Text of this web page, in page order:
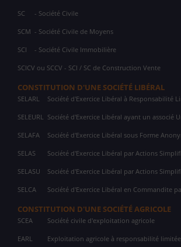
SC - Société Civile
SCM - Société Civile de Moyens
SCI - Société Civile Immobilière
SCICV ou SCCV - SCI / SC de Construction Vente
CONSTITUTION D'UNE SOCIÉTÉ LIBÉRAL
SELARL Société d'Exercice Libéral à Responsabilité
SELEURL Société d'Exercice Libéral ayant un associé
SELAFA Société d'Exercice Libéral sous Forme
SELAS Société d'Exercice Libéral par Actions
SELASU Société d'Exercice Libéral par Actions
SELCA Société d'Exercice Libéral en Commandite
CONSTITUTION D'UNE SOCIÉTÉ AGRICOLE
SCEA Société civile d'exploitation agricole
EARL Exploitation agricole à responsabilité limitée